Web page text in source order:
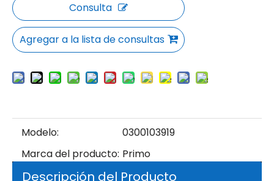
Consulta
Agregar a la lista de consultas
Modelo:
0300103919
Marca del producto: Primo
Descripción del Producto